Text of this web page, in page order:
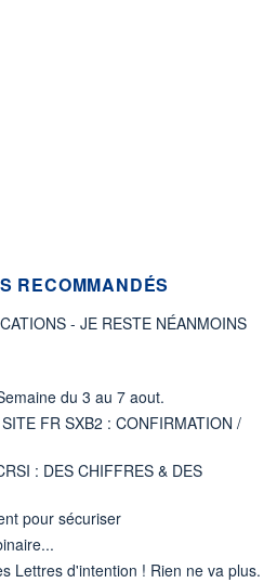
RECOMMANDÉS
- JE RESTE NÉANMOINS
du 3 au 7 aout.
FR SXB2 : CONFIRMATION /
: DES CHIFFRES & DES
pour sécuriser
Lettres d'intention ! Rien ne va plus.